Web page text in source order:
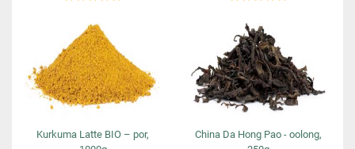
Kurkuma Latte BIO – por,
China Da Hong Pao - oolong,